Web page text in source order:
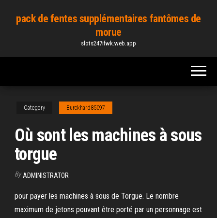
pack de fentes supplémentaires fantômes de
morue
slots247ifwk.web.app
Category Burckhard85097
Où sont les machines à sous
torgue
By ADMINISTRATOR
pour payer les machines à sous de Torgue. Le nombre
maximum de jetons pouvant être porté par un personnage est